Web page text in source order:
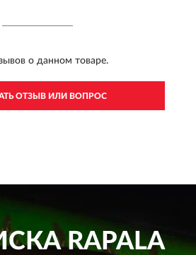
о данном товаре.
ОТЗЫВ ИЛИ ВОПРОС
RAPALA